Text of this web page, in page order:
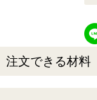
注文できる材料